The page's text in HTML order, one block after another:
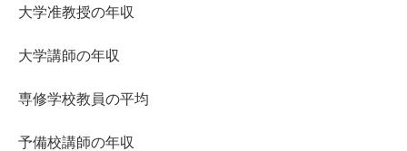
大学准教授の年収
大学講師の年収
専修学校教員の平均
予備校講師の年収